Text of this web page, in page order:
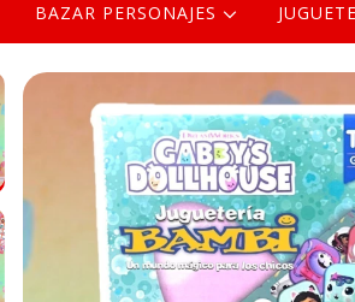
BAZAR PERSONAJES